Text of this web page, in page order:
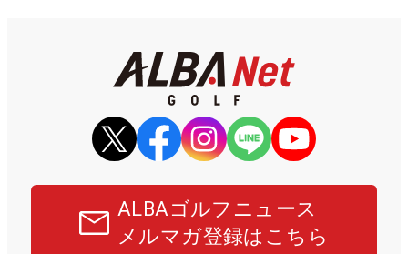
ALBAゴルフニュース
メルマガ登録はこちら